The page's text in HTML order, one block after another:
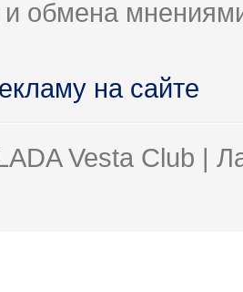
обмена
на сайте
Vesta Club |